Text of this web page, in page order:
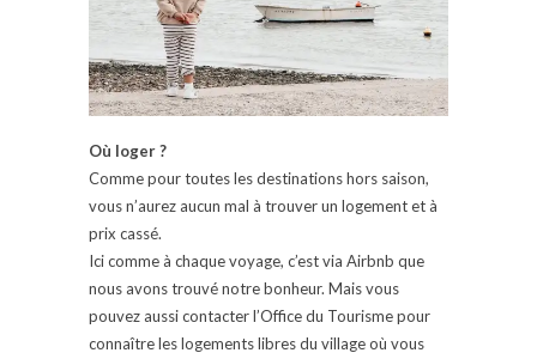
Où loger ?
Comme pour toutes les destinations hors saison,
vous n’aurez aucun mal à trouver un logement et à
prix cassé.
Ici comme à chaque voyage, c’est via Airbnb que
nous avons trouvé notre bonheur. Mais vous
pouvez aussi contacter l’Office du Tourisme pour
connaître les logements libres du village où vous